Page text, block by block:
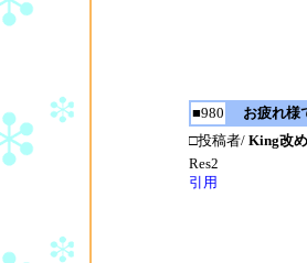
■980 お疲れ様
□投稿者/ King改
Res2
引用